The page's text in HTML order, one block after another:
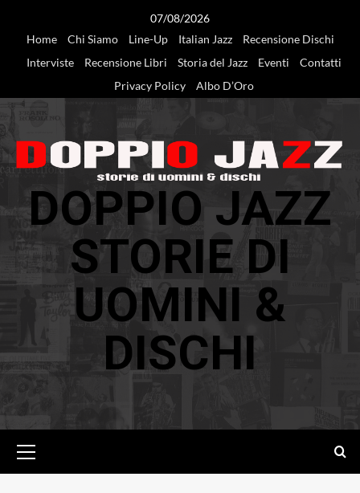
07/08/2026
Home
Chi Siamo Line-Up Italian Jazz
Recensione Dischi
Interviste
Recensione Libri Storia del Jazz Eventi
Contatti
Privacy Policy
Albo D’Oro
DOPPIO JAZZ
STORIE DI
UOMINI &
DISCHI
principale